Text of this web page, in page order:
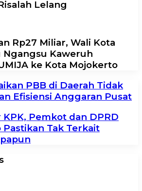
Lelang
Rp27 Miliar, Wali Kota
Kaweruh
ke Kota Mojokerto
PBB di Daerah Tidak
Efisiensi Anggaran Pusat
Pemkot dan DPRD
Tak Terkait